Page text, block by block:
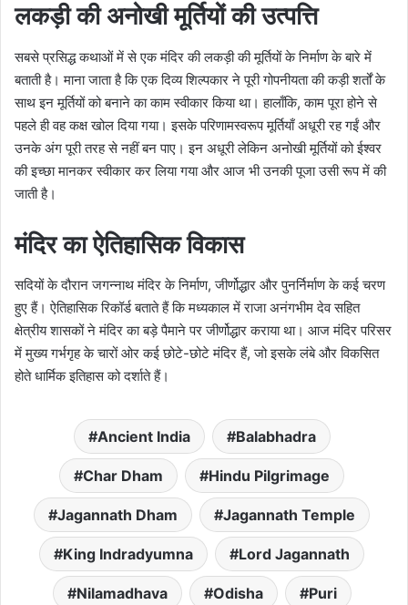
लकड़ी की अनोखी मूर्तियों की उत्पत्ति
सबसे प्रसिद्ध कथाओं में से एक मंदिर की लकड़ी की मूर्तियों के निर्माण के बारे में
बताती है। माना जाता है कि एक दिव्य शिल्पकार ने पूरी गोपनीयता की कड़ी शर्तों के
साथ इन मूर्तियों को बनाने का काम स्वीकार किया था। हालाँकि, काम पूरा होने से
पहले ही वह कक्ष खोल दिया गया। इसके परिणामस्वरूप मूर्तियाँ अधूरी रह गईं और
उनके अंग पूरी तरह से नहीं बन पाए। इन अधूरी लेकिन अनोखी मूर्तियों को ईश्वर
की इच्छा मानकर स्वीकार कर लिया गया और आज भी उनकी पूजा उसी रूप में की
जाती है।
मंदिर का ऐतिहासिक विकास
सदियों के दौरान जगन्नाथ मंदिर के निर्माण, जीर्णोद्धार और पुनर्निर्माण के कई चरण
हुए हैं। ऐतिहासिक रिकॉर्ड बताते हैं कि मध्यकाल में राजा अनंगभीम देव सहित
क्षेत्रीय शासकों ने मंदिर का बड़े पैमाने पर जीर्णोद्धार कराया था। आज मंदिर परिसर
में मुख्य गर्भगृह के चारों ओर कई छोटे-छोटे मंदिर हैं, जो इसके लंबे और विकसित
होते धार्मिक इतिहास को दर्शाते हैं।
Ancient India Balabhadra
Char Dham Hindu Pilgrimage
Jagannath Dham Jagannath Temple
King Indradyumna Lord Jagannath
Nilamadhava Odisha Puri